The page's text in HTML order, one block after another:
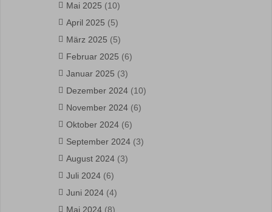
Mai 2025 (10)
April 2025 (5)
März 2025 (5)
Februar 2025 (6)
Januar 2025 (3)
Dezember 2024 (10)
November 2024 (6)
Oktober 2024 (6)
September 2024 (3)
August 2024 (3)
Juli 2024 (6)
Juni 2024 (4)
Mai 2024 (8)